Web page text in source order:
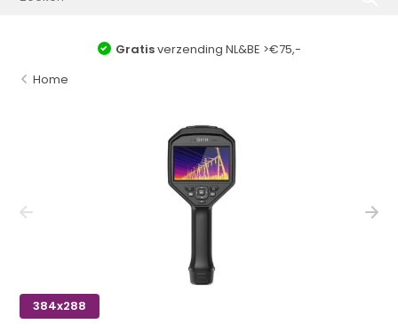
Gratisverzending NL&BE >€75,-
Home
384x288